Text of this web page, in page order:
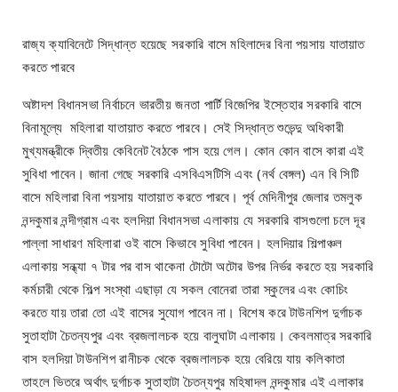
রাজ্য ক্যাবিনেটে সিদ্ধান্ত হয়েছে সরকারি বাসে মহিলাদের বিনা পয়সায় যাতায়াত
করতে পারবে
অষ্টাদশ বিধানসভা নির্বাচনে ভারতীয় জনতা পার্টি বিজেপির ইস্তেহার সরকারি বাসে
বিনামূল্যে মহিলারা যাতায়াত করতে পারবে। সেই সিদ্ধান্ত শুভেন্দু অধিকারী
মুখ্যমন্ত্রীকে দ্বিতীয় কেবিনেট বৈঠকে পাস হয়ে গেল। কোন কোন বাসে কারা এই
সুবিধা পাবেন। জানা গেছে সরকারি এসবিএসটিসি এবং (নর্থ বেঙ্গল) এন বি সিটি
বাসে মহিলারা বিনা পয়সায় যাতায়াত করতে পারবে। পূর্ব মেদিনীপুর জেলার তমলুক
নন্দকুমার নন্দীগ্রাম এবং হলদিয়া বিধানসভা এলাকায় যে সরকারি বাসগুলো চলে দূর
পাল্লা সাধারণ মহিলারা ওই বাসে কিভাবে সুবিধা পাবেন। হলদিয়ার শিল্পাঞ্চল
এলাকায় সন্ধ্যা ৭ টার পর বাস থাকেনা টোটো অটোর উপর নির্ভর করতে হয় সরকারি
কর্মচারী থেকে শিল্প সংস্থা এছাড়া যে সকল বোনেরা তারা স্কুলের এবং কোচিং
করতে যায় তারা তো এই বাসের সুযোগ পাবেন না। বিশেষ করে টাউনশিপ দুর্গাচক
সুতাহাটা চৈতন্যপুর এবং ব্রজলালচক হয়ে বালুঘাটা এলাকায়। কেবলমাত্র সরকারি
বাস হলদিয়া টাউনশিপ রানীচক থেকে ব্রজলালচক হয়ে বেরিয়ে যায় কলিকাতা
তাহলে ভিতরে অর্থাৎ দুর্গাচক সুতাহাটা চৈতন্যপুর মহিষাদল নন্দকুমার এই এলাকার